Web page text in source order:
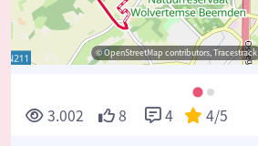
© OpenStreetMap contributors, Tracestrack
3.002 8 4 4/5